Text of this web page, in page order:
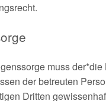
muss der*die
der betreuten
Dritten